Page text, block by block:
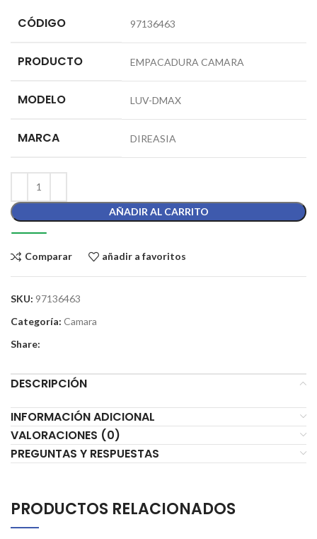
CÓDIGO 97136463
PRODUCTO EMPACADURA CAMARA
MODELO LUV-DMAX
MARCA DIREASIA
AÑADIR AL CARRITO
Comparar añadir a favoritos
SKU: 97136463
Categoría: Camara
Share:
DESCRIPCIÓN
INFORMACIÓN ADICIONAL
VALORACIONES (0)
PREGUNTAS Y RESPUESTAS
PRODUCTOS RELACIONADOS